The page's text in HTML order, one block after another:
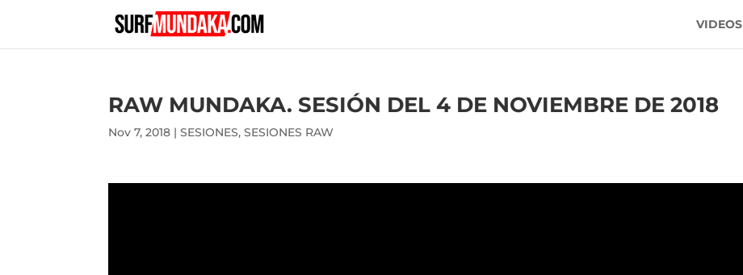
VIDEOS
RAW MUNDAKA. SESIÓN DEL 4 DE NOVIEMBRE DE 2018
Nov 7, 2018 |SESIONES,SESIONES RAW